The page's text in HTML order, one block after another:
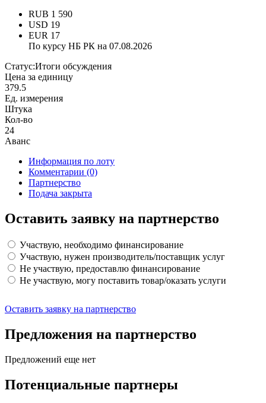
RUB 1 590
USD 19
EUR 17
По курсу НБ РК на 07.08.2026
Статус:Итоги обсуждения
Цена за единицу
379.5
Ед. измерения
Штука
Кол-во
24
Аванс
Информация по лоту
Комментарии (0)
Партнерство
Подача закрыта
Оставить заявку на партнерство
Участвую, необходимо финансирование
Участвую, нужен производитель/поставщик услуг
Не участвую, предоставлю финансирование
Не участвую, могу поставить товар/оказать услуги
Оставить заявку на партнерство
Предложения на партнерство
Предложений еще нет
Потенциальные партнеры